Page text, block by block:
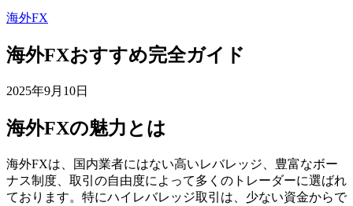
海外FX
海外FXおすすめ完全ガイド
2025年9月10日
海外FXの魅力とは
海外FXは、国内業者にはない高いレバレッジ、豊富なボー
ナス制度、取引の自由度によって多くのトレーダーに選ばれ
ております。特にハイレバレッジ取引は、少ない資金からで